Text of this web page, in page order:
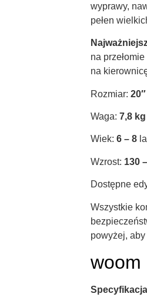
wyprawy,
pełen
na
na
Rozmiar:20″
Waga:7,8
Wiek:6 – 8
Wzrost: 130
Dostępne
Wszystkie
powyżej,
woom
Specyfikacja